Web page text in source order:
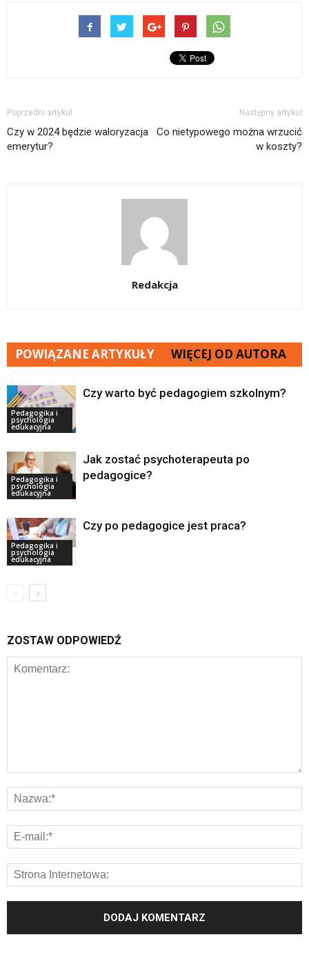
Poprzedni artykuł
Czy w 2024 będzie waloryzacja
emerytur?
Następny artykuł
Co nietypowego można wrzucić
w koszty?
Redakcja
POWIĄZANE ARTYKUŁY WIĘCEJ OD AUTORA
Pedagogika i
psychologia
edukacyjna
Czy warto być pedagogiem szkolnym?
Pedagogika i
psychologia
edukacyjna
Jak zostać psychoterapeuta po
pedagogice?
Pedagogika i
psychologia
edukacyjna
Czy po pedagogice jest praca?
ZOSTAW ODPOWIEDŹ